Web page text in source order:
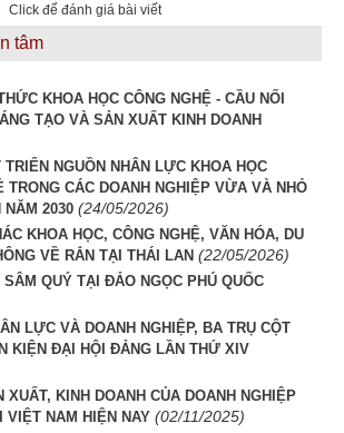
Click để đánh giá bài viết
tâm
KHOA HỌC CÔNG NGHỆ - CẦU NỐI
TẠO VÀ SẢN XUẤT KINH DOANH
NGUỒN NHÂN LỰC KHOA HỌC
TRONG CÁC DOANH NGHIỆP VỪA VÀ NHỎ
2030 (24/05/2026)
KHOA HỌC, CÔNG NGHỆ, VĂN HÓA, DU
VỀ RẮN TẠI THÁI LAN (22/05/2026)
QUÝ TẠI ĐẢO NGỌC PHÚ QUỐC
LỰC VÀ DOANH NGHIỆP, BA TRỤ CỘT
KIỆN ĐẠI HỘI ĐẢNG LẦN THỨ XIV
XUẤT, KINH DOANH CỦA DOANH NGHIỆP
VIỆT NAM HIỆN NAY (02/11/2025)